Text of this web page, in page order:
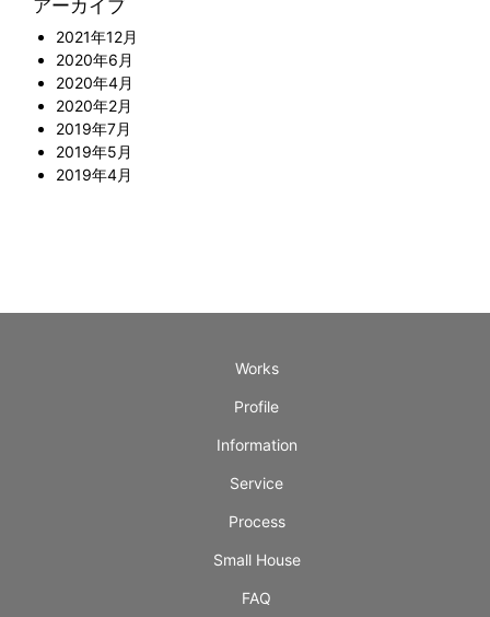
アーカイブ
2021年12月
2020年6月
2020年4月
2020年2月
2019年7月
2019年5月
2019年4月
Works
Profile
Information
Service
Process
Small House
FAQ